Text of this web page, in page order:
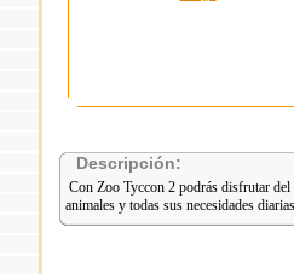
Descripción:
Con Zoo Tyccon 2 podrás disfrutar
animales y todas sus necesidades